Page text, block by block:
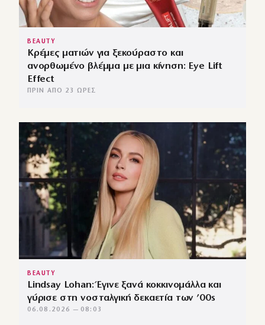
BEAUTY
Κρέμες ματιών για ξεκούραστο και
ανορθωμένο βλέμμα με μια κίνηση: Eye Lift
Effect
ΠΡΙΝ ΑΠΌ 23 ΏΡΕΣ
BEAUTY
Lindsay Lohan: Έγινε ξανά κοκκινομάλλα και
γύρισε στη νοσταλγική δεκαετία των ’00s
06.08.2026 — 08:03